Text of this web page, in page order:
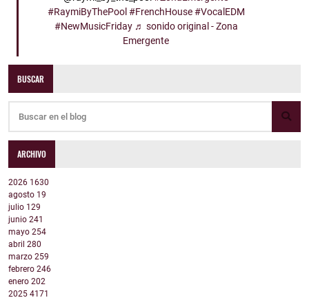
#RaymiByThePool #FrenchHouse #VocalEDM
#NewMusicFriday ♬ sonido original - Zona
Emergente
BUSCAR
ARCHIVO
2026 1630
agosto 19
julio 129
junio 241
mayo 254
abril 280
marzo 259
febrero 246
enero 202
2025 4171